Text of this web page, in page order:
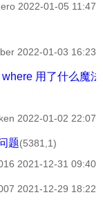
2022-01-05 11:47
2022-01-03 16:23
用了什么魔
2022-01-02 22:07
题(5381,1)
2021-12-31 09:40
2021-12-29 18:22